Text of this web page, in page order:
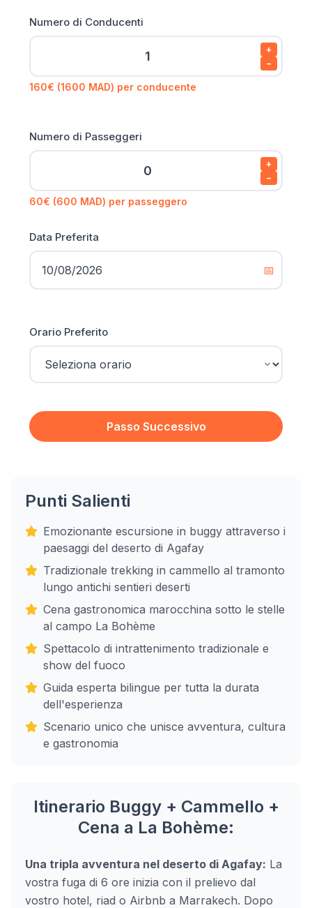
Numero di Conducenti
+
−
160€ (1600 MAD) per conducente
Numero di Passeggeri
+
−
60€ (600 MAD) per passeggero
Data Preferita
📅
Orario Preferito
Passo Successivo
Punti Salienti
Emozionante escursione in buggy attraverso i
paesaggi del deserto di Agafay
Tradizionale trekking in cammello al tramonto
lungo antichi sentieri deserti
Cena gastronomica marocchina sotto le stelle
al campo La Bohème
Spettacolo di intrattenimento tradizionale e
show del fuoco
Guida esperta bilingue per tutta la durata
dell'esperienza
Scenario unico che unisce avventura, cultura
e gastronomia
Itinerario Buggy + Cammello +
Cena a La Bohème:
Una tripla avventura nel deserto di Agafay: La
vostra fuga di 6 ore inizia con il prelievo dal
vostro hotel, riad o Airbnb a Marrakech. Dopo